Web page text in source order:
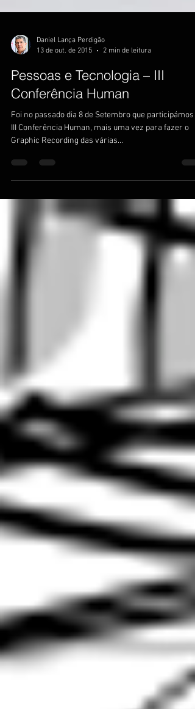
Daniel Lança Perdigão
13 de out. de 2015
2 min de leitura
Pessoas e Tecnologia – III
Conferência Human
Foi no passado dia 8 de Setembro que participámos
III Conferência Human, mais uma vez para fazer o